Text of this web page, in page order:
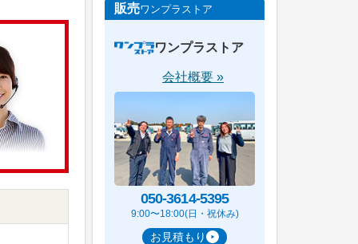
販売ワンプラストア
ワンプラストア
会社概要 »
050-3614-5395
9:00〜18:00(日・祝休み)
お見積もり